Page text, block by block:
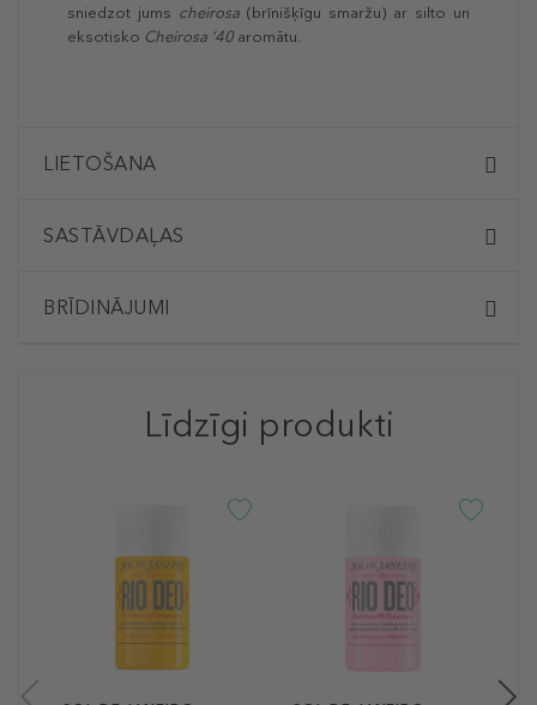
sniedzot jums cheirosa (brīnišķīgu smaržu) ar silto un
eksotisko Cheirosa ‘40 aromātu.
LIETOŠANA
SASTĀVDAĻAS
BRĪDINĀJUMI
Līdzīgi produkti